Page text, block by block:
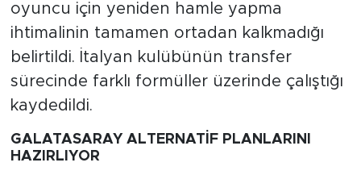
oyuncu için yeniden hamle yapma
ihtimalinin tamamen ortadan kalkmadığı
belirtildi. İtalyan kulübünün transfer
sürecinde farklı formüller üzerinde çalıştığı
kaydedildi.
GALATASARAY ALTERNATİF PLANLARINI
HAZIRLIYOR